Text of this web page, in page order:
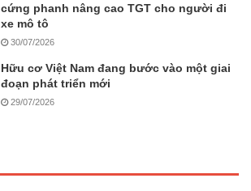
cứng phanh nâng cao TGT cho người đi
xe mô tô
30/07/2026
Hữu cơ Việt Nam đang bước vào một giai
đoạn phát triển mới
29/07/2026